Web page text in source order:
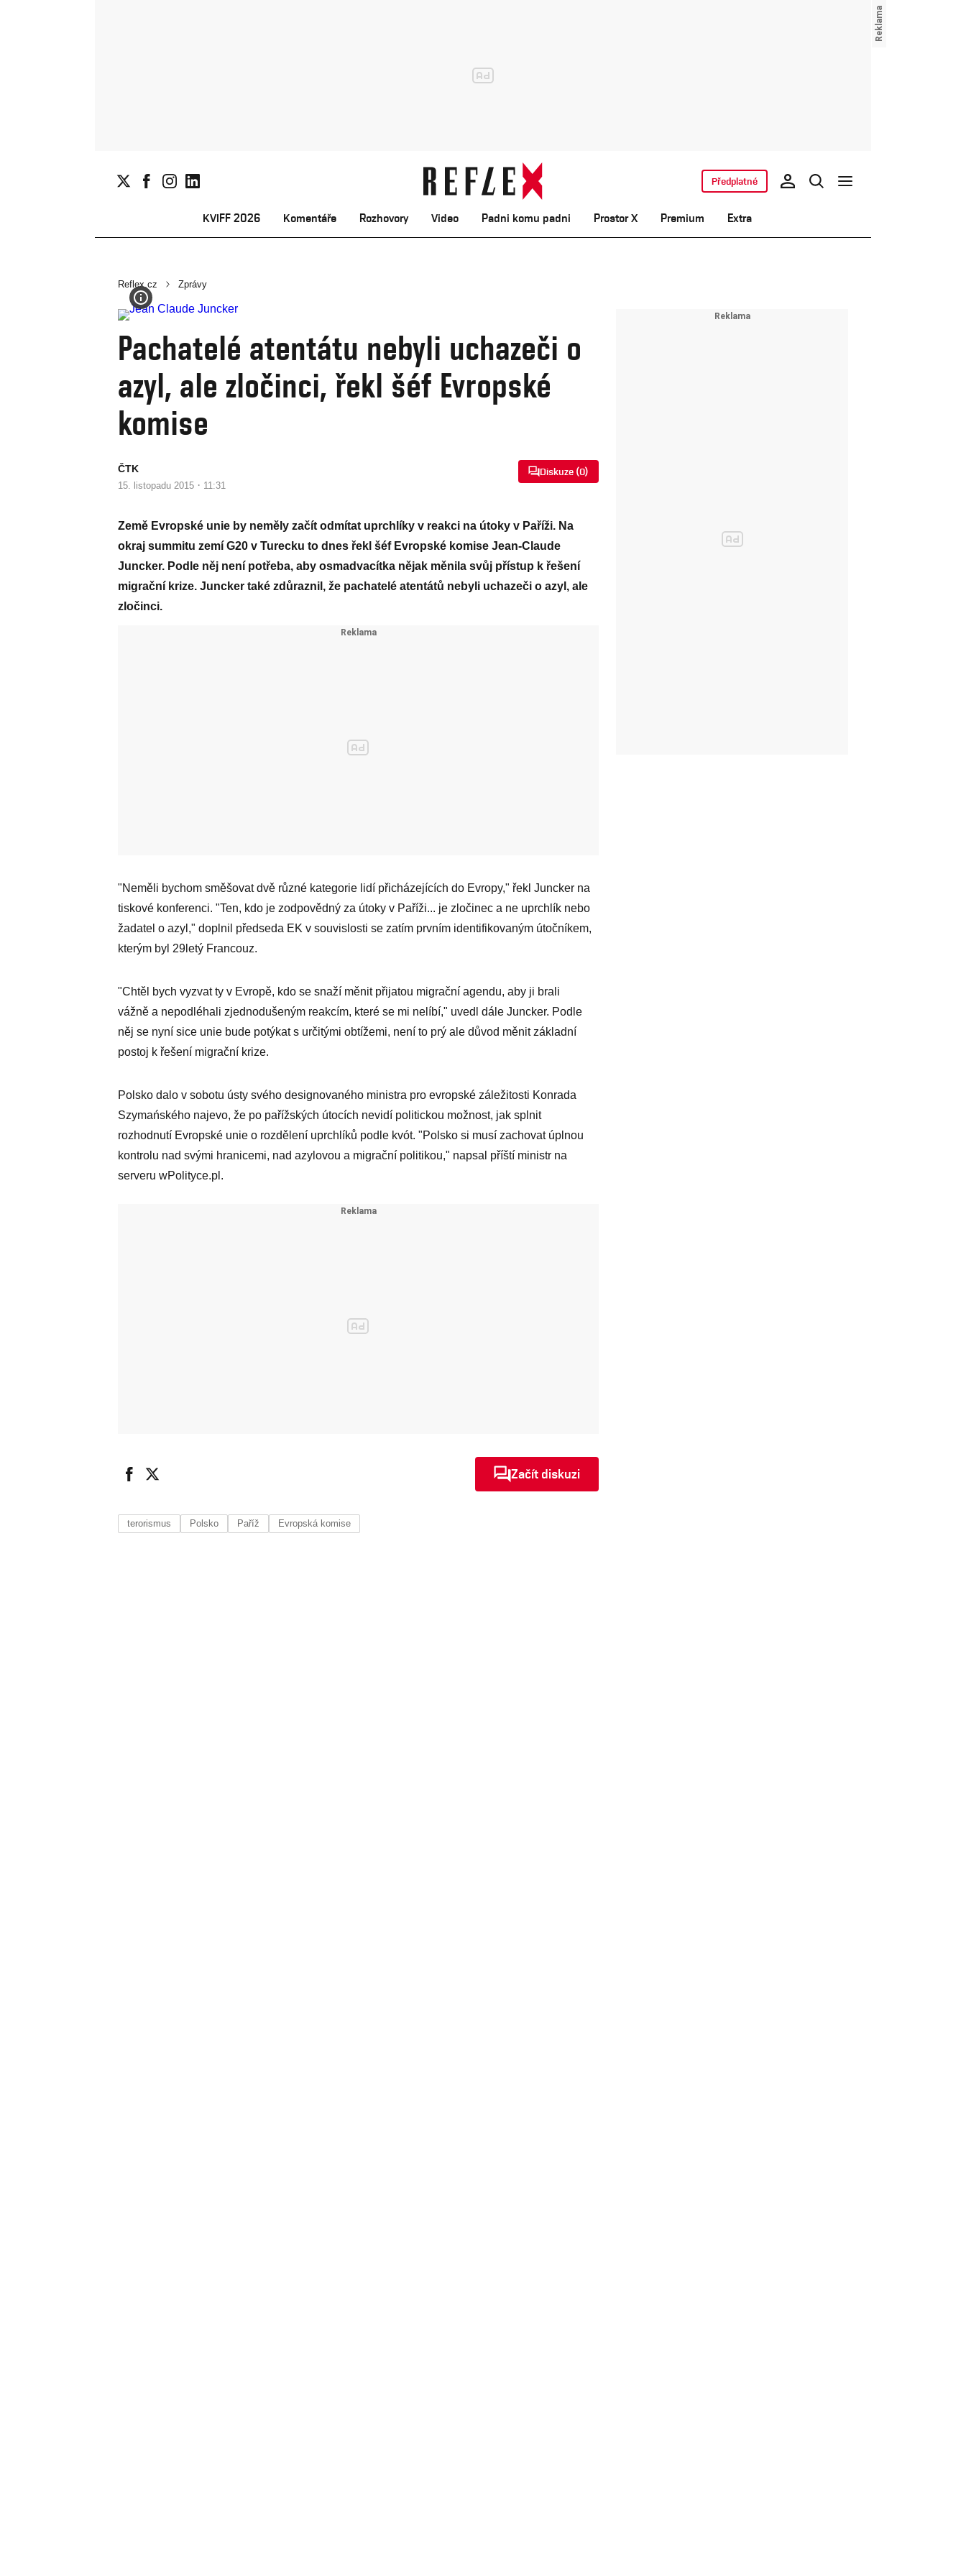
KVIFF 2026 Komentáře Rozhovory Video Padni komu padni Prostor X Premium Extra
Předplatné
Reflex.cz Zprávy
Pachatelé atentátu nebyli uchazeči o
azyl, ale zločinci, řekl šéf Evropské
komise
ČTK
15. listopadu 2015 · 11:31
Diskuze (0)
Země Evropské unie by neměly začít odmítat uprchlíky v reakci na útoky v Paříži. Na
okraj summitu zemí G20 v Turecku to dnes řekl šéf Evropské komise Jean-Claude
Juncker. Podle něj není potřeba, aby osmadvacítka nějak měnila svůj přístup k řešení
migrační krize. Juncker také zdůraznil, že pachatelé atentátů nebyli uchazeči o azyl, ale
zločinci.
"Neměli bychom směšovat dvě různé kategorie lidí přicházejících do Evropy," řekl Juncker na
tiskové konferenci. "Ten, kdo je zodpovědný za útoky v Paříži... je zločinec a ne uprchlík nebo
žadatel o azyl," doplnil předseda EK v souvislosti se zatím prvním identifikovaným útočníkem,
kterým byl 29letý Francouz.
"Chtěl bych vyzvat ty v Evropě, kdo se snaží měnit přijatou migrační agendu, aby ji brali
vážně a nepodléhali zjednodušeným reakcím, které se mi nelíbí," uvedl dále Juncker. Podle
něj se nyní sice unie bude potýkat s určitými obtížemi, není to prý ale důvod měnit základní
postoj k řešení migrační krize.
Polsko dalo v sobotu ústy svého designovaného ministra pro evropské záležitosti Konrada
Szymańského najevo, že po pařížských útocích nevidí politickou možnost, jak splnit
rozhodnutí Evropské unie o rozdělení uprchlíků podle kvót. "Polsko si musí zachovat úplnou
kontrolu nad svými hranicemi, nad azylovou a migrační politikou," napsal příští ministr na
serveru wPolityce.pl.
Začít diskuzi
terorismus Polsko Paříž Evropská komise